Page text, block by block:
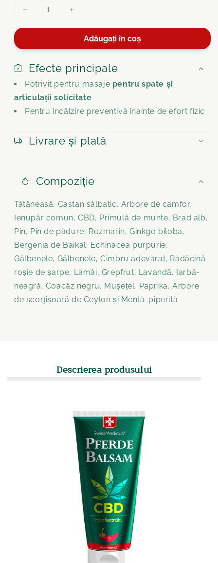
Menge
încălzitor
cu
CBD
verringern
Menge
Balsam
încălzitor
cu
CBD
erhöhen
Adăugați în coș
Efecte principale
Potrivit pentru masaje pentru spate și
articulații solicitate
Pentru încălzire preventivă înainte de efort fizic
Livrare și plată
Compoziție
Tătăneasă, Castan sălbatic, Arbore de camfor,
Ienupăr comun, CBD, Primulă de munte, Brad alb,
Pin, Pin de pădure, Rozmarin, Ginkgo biloba,
Bergenia de Baikal, Echinacea purpurie,
Gălbenele, Gălbenele, Cimbru adevărat, Rădăcină
roșie de șarpe, Lămâi, Grepfrut, Lavandă, Iarbă-
neagră, Coacăz negru, Mușețel, Paprika, Arbore
de scorțișoară de Ceylon și Mentă-piperită
Descrierea produsului